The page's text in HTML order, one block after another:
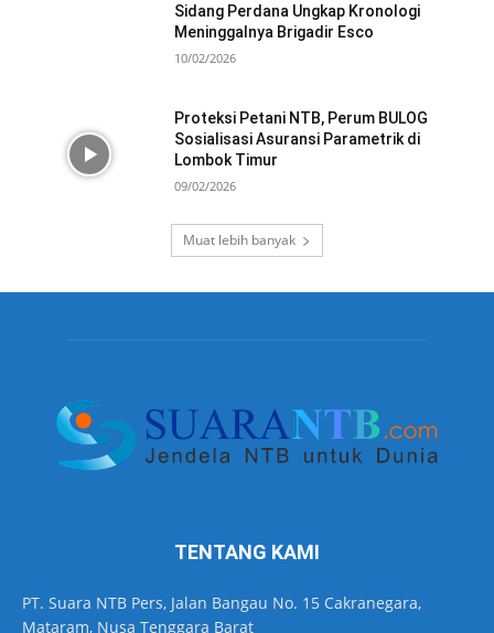
Sidang Perdana Ungkap Kronologi
Meninggalnya Brigadir Esco
10/02/2026
Proteksi Petani NTB, Perum BULOG
Sosialisasi Asuransi Parametrik di
Lombok Timur
09/02/2026
Muat lebih banyak
TENTANG KAMI
PT. Suara NTB Pers, Jalan Bangau No. 15 Cakranegara,
Mataram, Nusa Tenggara Barat